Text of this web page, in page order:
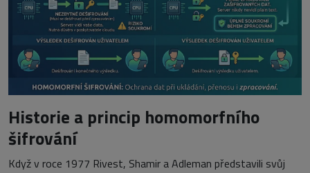
Historie a princip homomorfního
šifrování
Když v roce 1977 Rivest, Shamir a Adleman představili svůj